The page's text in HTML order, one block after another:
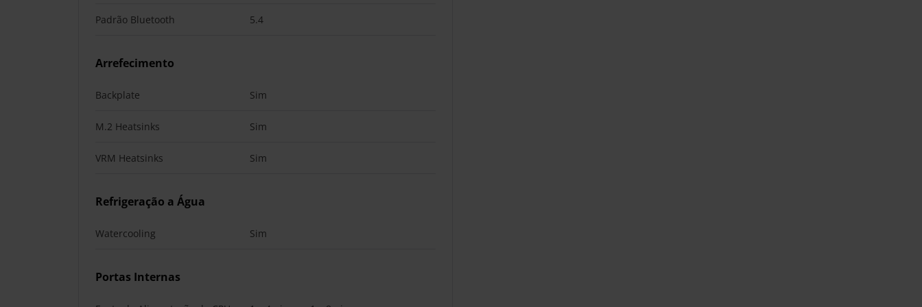
Padrão Bluetooth 5.4
Arrefecimento
Backplate Sim
M.2 Heatsinks Sim
VRM Heatsinks Sim
Refrigeração a Água
Watercooling Sim
Portas Internas